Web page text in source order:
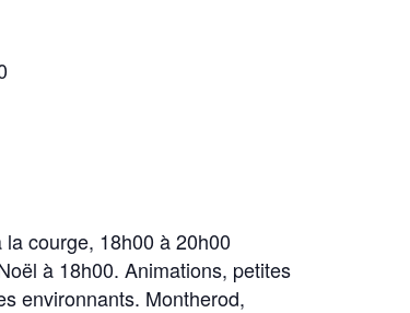
courge, 18h00 à 20h00
à 18h00. Animations, petites
environnants. Montherod,